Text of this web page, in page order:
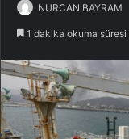
NURCAN BAYRAM
1 dakika okuma süresi